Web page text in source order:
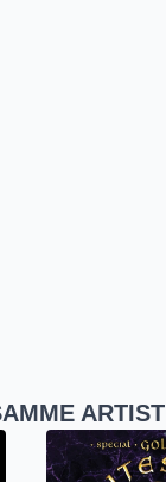
ARTIST